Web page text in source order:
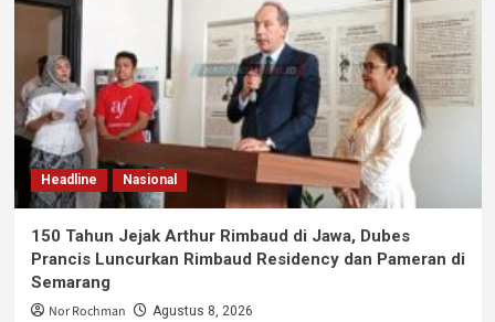
Headline Nasional
150 Tahun Jejak Arthur Rimbaud di Jawa, Dubes
Prancis Luncurkan Rimbaud Residency dan Pameran di
Semarang
Nor Rochman Agustus 8, 2026